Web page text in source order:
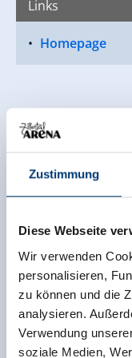
Zustimmung
Diese Webseite
Wir verwenden
personalisieren,
zu können und die
analysieren.
Verwendung
soziale Medien,
Links
Homepage